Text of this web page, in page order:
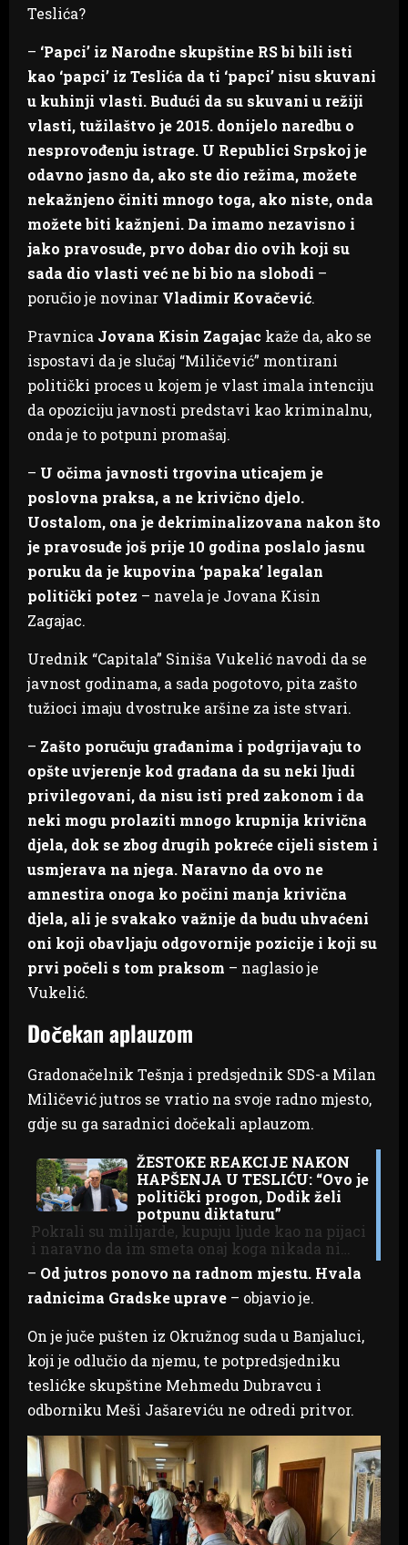
Teslića?
– ‘Papci’ iz Narodne skupštine RS bi bili isti
kao ‘papci’ iz Teslića da ti ‘papci’ nisu skuvani
u kuhinji vlasti. Budući da su skuvani u režiji
vlasti, tužilaštvo je 2015. donijelo naredbu o
nesprovođenju istrage. U Republici Srpskoj je
odavno jasno da, ako ste dio režima, možete
nekažnjeno činiti mnogo toga, ako niste, onda
možete biti kažnjeni. Da imamo nezavisno i
jako pravosuđe, prvo dobar dio ovih koji su
sada dio vlasti već ne bi bio na slobodi –
poručio je novinar Vladimir Kovačević.
Pravnica Jovana Kisin Zagajac kaže da, ako se
ispostavi da je slučaj “Miličević” montirani
politički proces u kojem je vlast imala intenciju
da opoziciju javnosti predstavi kao kriminalnu,
onda je to potpuni promašaj.
– U očima javnosti trgovina uticajem je
poslovna praksa, a ne krivično djelo.
Uostalom, ona je dekriminalizovana nakon što
je pravosuđe još prije 10 godina poslalo jasnu
poruku da je kupovina ‘papaka’ legalan
politički potez – navela je Jovana Kisin
Zagajac.
Urednik “Capitala” Siniša Vukelić navodi da se
javnost godinama, a sada pogotovo, pita zašto
tužioci imaju dvostruke aršine za iste stvari.
– Zašto poručuju građanima i podgrijavaju to
opšte uvjerenje kod građana da su neki ljudi
privilegovani, da nisu isti pred zakonom i da
neki mogu prolaziti mnogo krupnija krivična
djela, dok se zbog drugih pokreće cijeli sistem i
usmjerava na njega. Naravno da ovo ne
amnestira onoga ko počini manja krivična
djela, ali je svakako važnije da budu uhvaćeni
oni koji obavljaju odgovornije pozicije i koji su
prvi počeli s tom praksom – naglasio je
Vukelić.
Dočekan aplauzom
Gradonačelnik Tešnja i predsjednik SDS-a Milan
Miličević jutros se vratio na svoje radno mjesto,
gdje su ga saradnici dočekali aplauzom.
ŽESTOKE REAKCIJE NAKON
HAPŠENJA U TESLIĆU: “Ovo je
politički progon, Dodik želi
potpunu diktaturu”
Pokrali su milijarde, kupuju ljude kao na pijaci
i naravno da im smeta onaj koga nikada ni…
– Od jutros ponovo na radnom mjestu. Hvala
radnicima Gradske uprave – objavio je.
On je juče pušten iz Okružnog suda u Banjaluci,
koji je odlučio da njemu, te potpredsjedniku
teslićke skupštine Mehmedu Dubravcu i
odborniku Meši Jašareviću ne odredi pritvor.